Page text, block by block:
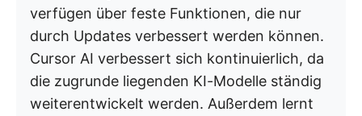
verfügen über feste Funktionen, die nur
durch Updates verbessert werden können.
Cursor AI verbessert sich kontinuierlich, da
die zugrunde liegenden KI-Modelle ständig
weiterentwickelt werden. Außerdem lernt